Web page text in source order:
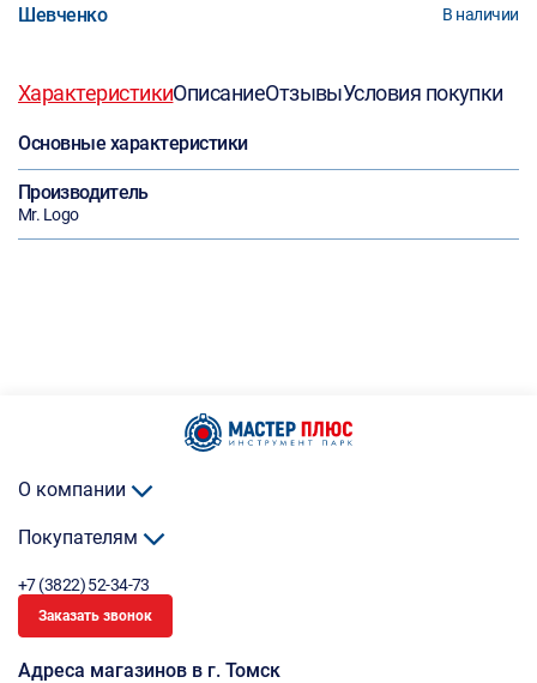
Шевченко В наличии
ХарактеристикиОписаниеОтзывыУсловия покупки
Основные характеристики
Производитель
Mr. Logo
О компании
Покупателям
+7 (3822) 52-34-73
Заказать звонок
Адреса магазинов в г. Томск